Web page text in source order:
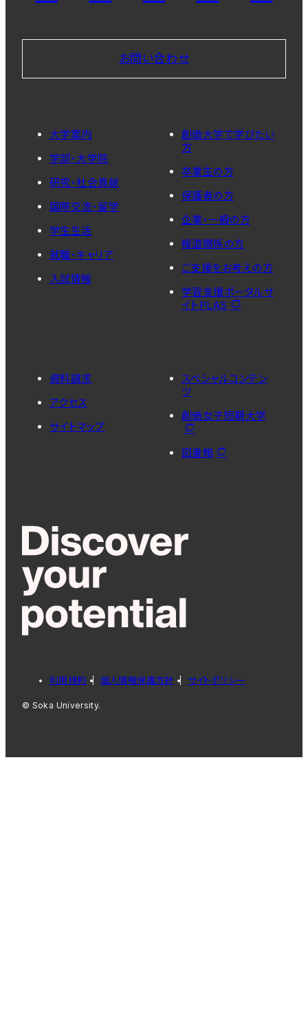
お問い合わせ
大学案内
学部・大学院
研究・社会貢献
国際交流・留学
学生生活
就職・キャリア
入試情報
創価大学で学びたい
方
卒業生の方
保護者の方
企業・一般の方
報道関係の方
ご支援をお考えの方
学習支援ポータルサ
イトPLAS
資料請求
アクセス
サイトマップ
スペシャルコンテン
ツ
創価女子短期大学
図書館
利用規約 個人情報保護方針 サイトポリシー
© Soka University.